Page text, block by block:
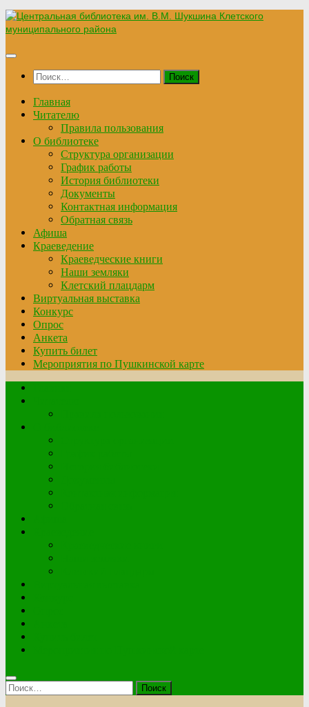
Перейти
к
Найти:
Главная
Читателю
Правила пользования
О библиотеке
Структура организации
График работы
История библиотеки
Документы
Контактная информация
Обратная связь
Афиша
Краеведение
Краеведческие книги
Наши земляки
Клетский плацдарм
Виртуальная выставка
Конкурс
Опрос
Анкета
Купить билет
Мероприятия по Пушкинской карте
Найти: